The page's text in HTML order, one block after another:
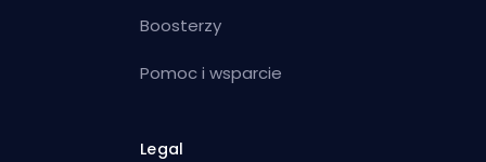
Boosterzy
Pomoc i wsparcie
Legal